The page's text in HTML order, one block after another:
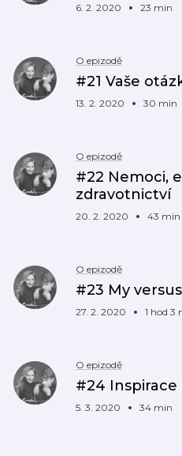
6. 2. 2020 23 min
O epizodě
#21 Vaše
13. 2. 2020 30 min
O epizodě
#22 Nemoci,
zdravotnictví
20. 2. 2020 43 min
O epizodě
#23 My
27. 2. 2020 1 hod 3
O epizodě
#24 Inspirace
5. 3. 2020 34 min